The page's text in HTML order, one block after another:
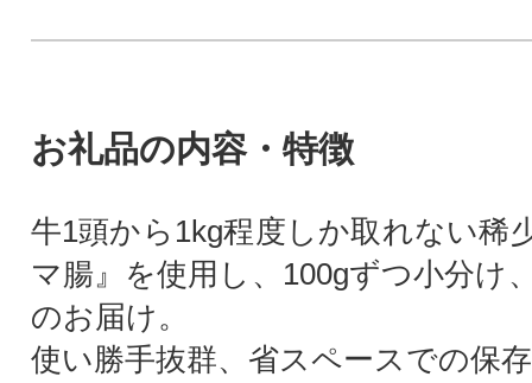
お礼品の内容・特徴
牛1頭から1kg程度しか取れない稀
マ腸』を使用し、100gずつ小分け
のお届け。
使い勝手抜群、省スペースでの保